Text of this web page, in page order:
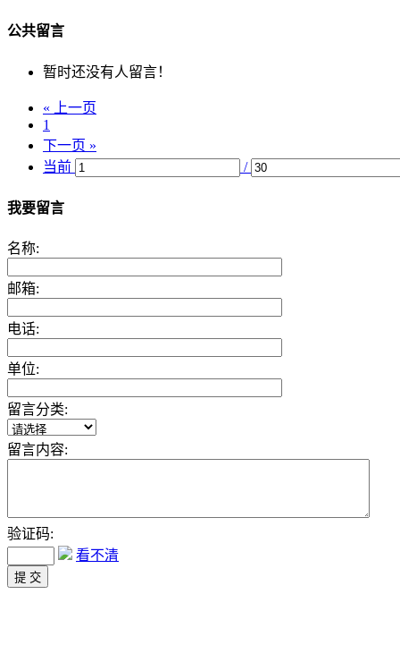
公共留言
暂时还没有人留言！
« 上一页
1
下一页 »
当前
/
我要留言
名称:
邮箱:
电话:
单位:
留言分类:
留言内容:
验证码:
看不清